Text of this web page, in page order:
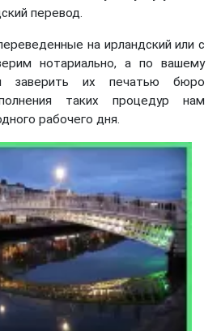
перевод.
на ирландский или с
нотариально, а по вашему
их печатью бюро
таких процедур нам
рабочего дня.